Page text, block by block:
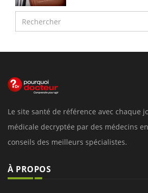
Le site santé de référence avec chaque
médicale decryptée par des médecins
conseils des meilleurs spécialistes.
À PROPOS